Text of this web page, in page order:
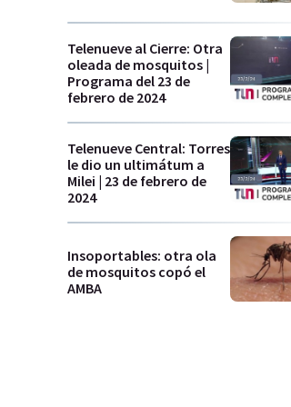
Telenueve al Cierre: Otra
oleada de mosquitos |
Programa del 23 de
febrero de 2024
Telenueve Central: Torres
le dio un ultimátum a
Milei | 23 de febrero de
2024
Insoportables: otra ola
de mosquitos copó el
AMBA